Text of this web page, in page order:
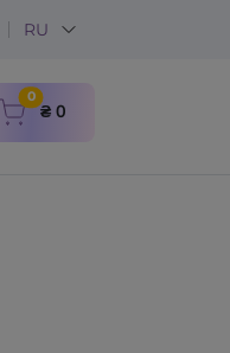
RU
0items in cart
₴ 0